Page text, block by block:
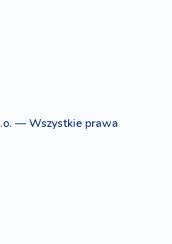
— Wszystkie prawa